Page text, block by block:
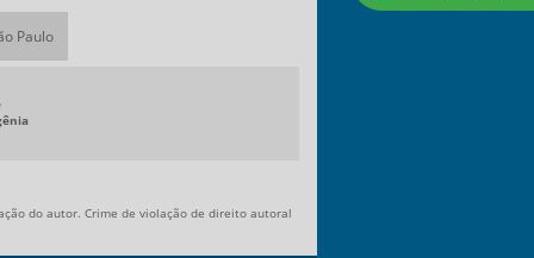
Paulo
do autor. Crime de violação de direito autoral